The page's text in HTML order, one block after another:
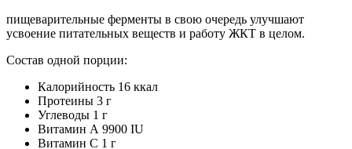
пищеварительные ферменты в свою очередь улучшают
усвоение питательных веществ и работу ЖКТ в целом.
Состав одной порции:
Калорийность 16 ккал
Протеины 3 г
Углеводы 1 г
Витамин А 9900 IU
Витамин С 1 г